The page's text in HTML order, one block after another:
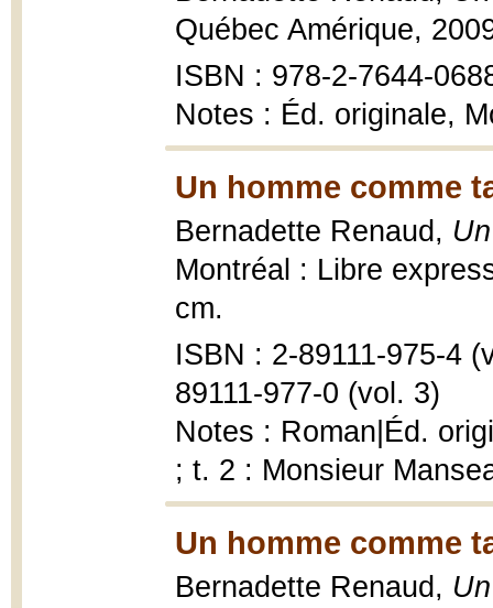
Québec Amérique,
ISBN : 978-2-7644-
Notes : Éd. originale,
Un homme comme
Bernadette Renaud,
Montréal : Libre
cm.
ISBN : 2-89111-975-4
89111-977-0 (vol. 3)
Notes : Roman|Éd.
; t. 2 : Monsieur
Un homme comme
Bernadette Renaud,